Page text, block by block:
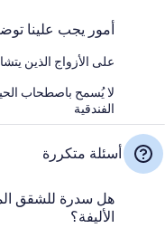
أمور يجب علينا
على الأزواج الذين
لا يُسمح باصطحاب
الفندقية
أسئلة متكررة
هل سدرة للشقق
الأليفة؟